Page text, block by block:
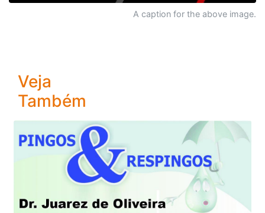
A caption for the above image.
Veja
Também